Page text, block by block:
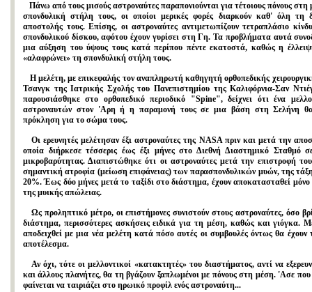
Πάνω από τους μισούς αστροναύτες παραπονιούνται για τέτοιους πόνους
σπονδυλική στήλη τους, οι οποίοι μερικές φορές διαρκούν καθ' όλη τη
αποστολής τους. Επίσης, οι αστροναύτες αντιμετωπίζουν τετραπλάσιο
σπονδυλικού δίσκου, αφότου έχουν γυρίσει στη Γη. Τα προβλήματα αυτά
μια αύξηση του ύψους τους κατά περίπου πέντε εκατοστά, καθώς η
«αλαφρώνει» τη σπονδυλική στήλη τους.
Η μελέτη, με επικεφαλής τον αναπληρωτή καθηγητή ορθοπεδικής
Τσανγκ της Ιατρικής Σχολής του Πανεπιστημίου της Καλιφόρνια-Σαν
παρουσιάσθηκε στο ορθοπεδικό περιοδικό "Spine", δείχνει ότι ένα
αστροναυτών στον 'Αρη ή η παραμονή τους σε μια βάση στη Σελήνη θα
πρόκληση για το σώμα τους.
Οι ερευνητές μελέτησαν έξι αστροναύτες της NASA πριν και μετά την
οποία διήρκεσε τέσσερις έως έξι μήνες στο Διεθνή Διαστημικό Σταθμό
μικροβαρύτητας. Διαπιστώθηκε ότι οι αστροναύτες μετά την επιστροφή
σημαντική ατροφία (μείωση επιφάνειας) των παρασπονδυλικών μυών, της
20%. Έως δύο μήνες μετά το ταξίδι στο διάστημα, έχουν αποκατασταθεί μόνο
της μυικής απώλειας.
Ως προληπτικό μέτρο, οι επιστήμονες συνιστούν στους αστροναύτες, όσο
διάστημα, περισσότερες ασκήσεις ειδικά για τη μέση, καθώς και γιόγκα.
αποδειχθεί με μια νέα μελέτη κατά πόσο αυτές οι συμβουλές όντως θα έχουν
αποτέλεσμα.
Αν όχι, τότε οι μελλοντικοί «κατακτητές» του διαστήματος, αντί να
και άλλους πλανήτες, θα τη βγάζουν ξαπλωμένοι με πόνους στη μέση. 'Ασε που
φαίνεται να ταιριάζει στο ηρωικό προφίλ ενός αστροναύτη...